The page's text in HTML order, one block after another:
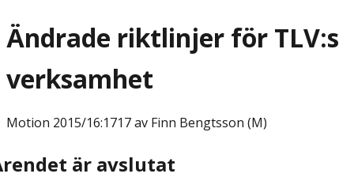
Ändrade riktlinjer för TLV:s
verksamhet
Motion 2015/16:1717 av Finn Bengtsson (M)
är avslutat